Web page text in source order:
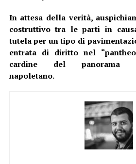
In attesa della verità,
costruttivo tra le parti in
tutela per un tipo di
entrata di diritto nel
cardine del panorama
napoletano.